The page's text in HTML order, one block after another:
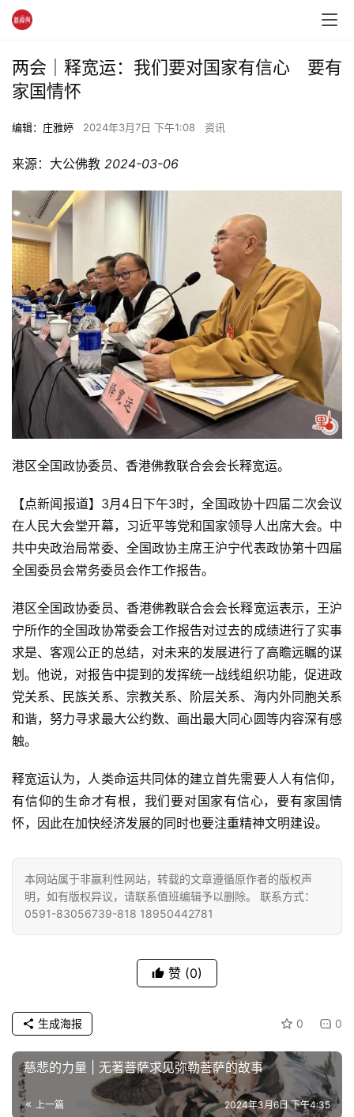
资
讯
点
僧
访
谈
心
乐
菩
两会｜释宽运：我们要对国家有信心 要有
家国情怀
编辑：庄雅婷 2024年3月7日 下午1:08 资讯
来源：大公佛教 2024-03-06
港区全国政协委员、香港佛教联合会会长释宽运。
【点新闻报道】3月4日下午3时，全国政协十四届二次会议
在人民大会堂开幕，习近平等党和国家领导人出席大会。中
共中央政治局常委、全国政协主席王沪宁代表政协第十四届
全国委员会常务委员会作工作报告。
港区全国政协委员、香港佛教联合会会长释宽运表示，王沪
宁所作的全国政协常委会工作报告对过去的成绩进行了实事
求是、客观公正的总结，对未来的发展进行了高瞻远瞩的谋
划。他说，对报告中提到的发挥统一战线组织功能，促进政
党关系、民族关系、宗教关系、阶层关系、海内外同胞关系
和谐，努力寻求最大公约数、画出最大同心圆等内容深有感
触。
释宽运认为，人类命运共同体的建立首先需要人人有信仰，
有信仰的生命才有根，我们要对国家有信心，要有家国情
怀，因此在加快经济发展的同时也要注重精神文明建设。
本网站属于非赢利性网站，转载的文章遵循原作者的版权声
明，如有版权异议，请联系值班编辑予以删除。 联系方式：
0591-83056739-818 18950442781
赞 (0)
0 0
生成海报
慈悲的力量 | 无著菩萨求见弥勒菩萨的故事
上一篇 2024年3月6日 下午4:35